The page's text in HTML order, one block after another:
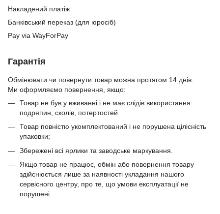
Накладений платіж
Банківський переказ (для юросіб)
Pay via WayForPay
Гарантія
Обмінювати чи повернути товар можна протягом 14 днів.
Ми оформляємо повернення, якщо:
Товар не був у вживанні і не має слідів використання:
подряпин, сколів, потертостей
Товар повністю укомплектований і не порушена цілісність
упаковки;
Збережені всі ярлики та заводське маркування.
Якщо товар не працює, обмін або повернення товару
здійснюється лише за наявності укладання нашого
сервісного центру, про те, що умови експлуатації не
порушені.